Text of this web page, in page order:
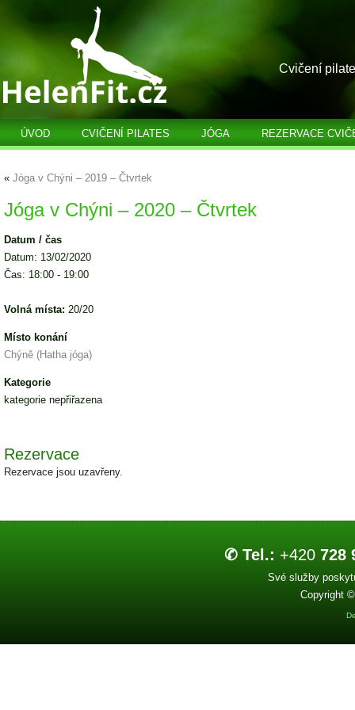
Cvičení
ÚVOD CVIČENÍ PILATES JÓGA REZERVACE
« Jóga v Chýni – 2019 – Čtvrtek
Jóga v Chýni – 2020 – Čtvrtek
Datum / čas
Datum: 13/02/2020
Čas: 18:00 - 19:00
Volná místa: 20/20
Místo konání
Chýně (Hatha jóga)
Kategorie
kategorie nepřiřazena
Rezervace
Rezervace jsou uzavřeny.
✆ Tel.: +420 728
Své služby
Copyright